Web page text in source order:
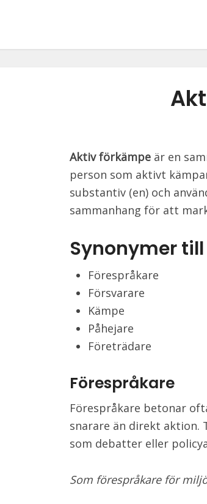
Aktiv förkämpe är en
person som aktivt
substantiv (en) och
sammanhang för att
Synonymer
Förespråkare
Försvarare
Kämpe
Påhejare
Företrädare
Förespråkare
Förespråkare betonar
snarare än direkt aktion.
som debatter eller
Som förespråkare för